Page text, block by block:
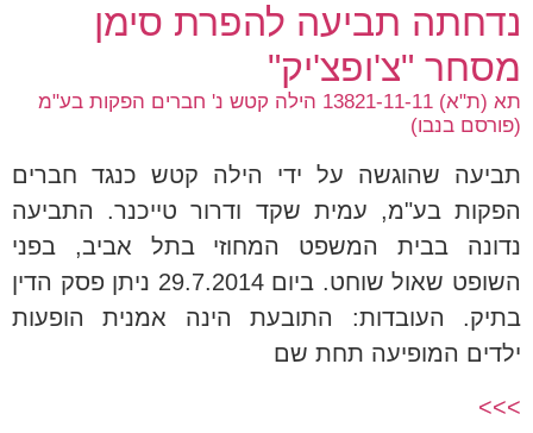
נדחתה תביעה להפרת סימן
מסחר "צ'ופצ'יק"
תא (ת"א) 13821-11-11 הילה קטש נ' חברים הפקות בע"מ
(פורסם בנבו)
תביעה שהוגשה על ידי הילה קטש כנגד חברים
הפקות בע"מ, עמית שקד ודרור טייכנר. התביעה
נדונה בבית המשפט המחוזי בתל אביב, בפני
השופט שאול שוחט. ביום 29.7.2014 ניתן פסק הדין
בתיק. העובדות: התובעת הינה אמנית הופעות
ילדים המופיעה תחת שם
>>>